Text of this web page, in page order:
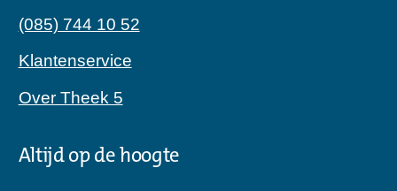
(085) 744 10 52
Klantenservice
Over Theek 5
Altijd op de hoogte